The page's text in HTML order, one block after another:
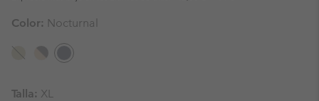
Color: Nocturnal
Talla: XL